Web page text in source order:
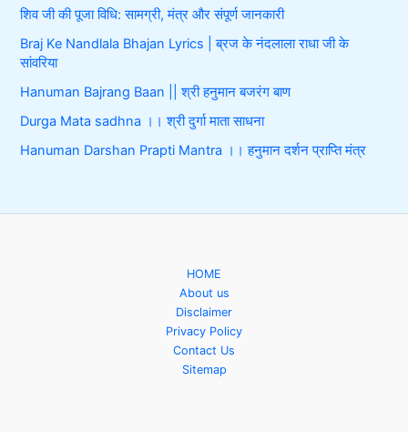
शिव जी की पूजा विधि: सामग्री, मंत्र और संपूर्ण जानकारी
Braj Ke Nandlala Bhajan Lyrics | ब्रज के नंदलाला राधा जी के
सांवरिया
Hanuman Bajrang Baan || श्री हनुमान बजरंग बाण
Durga Mata sadhna ।। श्री दुर्गा माता साधना
Hanuman Darshan Prapti Mantra ।। हनुमान दर्शन प्राप्ति मंत्र
HOME
About us
Disclaimer
Privacy Policy
Contact Us
Sitemap